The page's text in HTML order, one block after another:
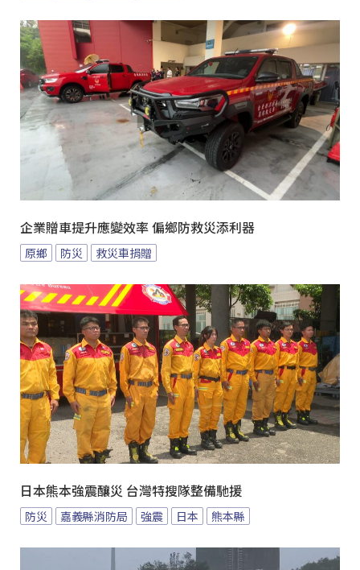
企業贈車提升應變效率 偏鄉防救災添利器
原鄉 防災 救災車捐贈
日本熊本強震釀災 台灣特搜隊整備馳援
防災 嘉義縣消防局 強震 日本 熊本縣